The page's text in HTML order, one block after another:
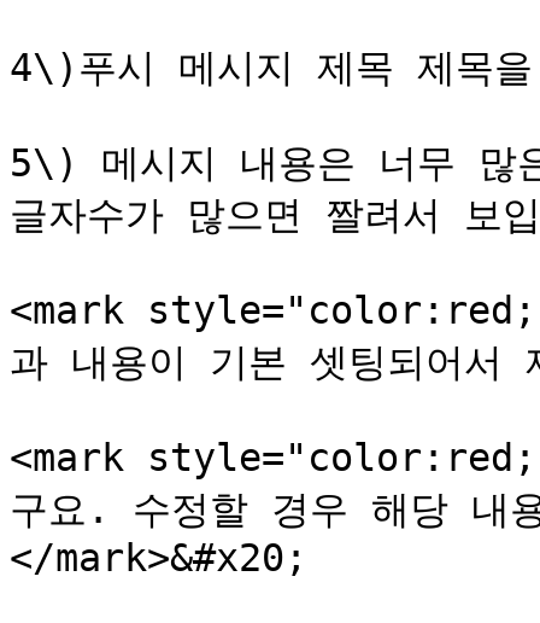
4\)푸시 메시지 제목 제목
5\) 메시지 내용은 너무 많
글자수가 많으면 짤려서
<mark
과 내용이 기본 셋팅되어서
<mark
구요. 수정할 경우 해당 내
</mark>&#x20;